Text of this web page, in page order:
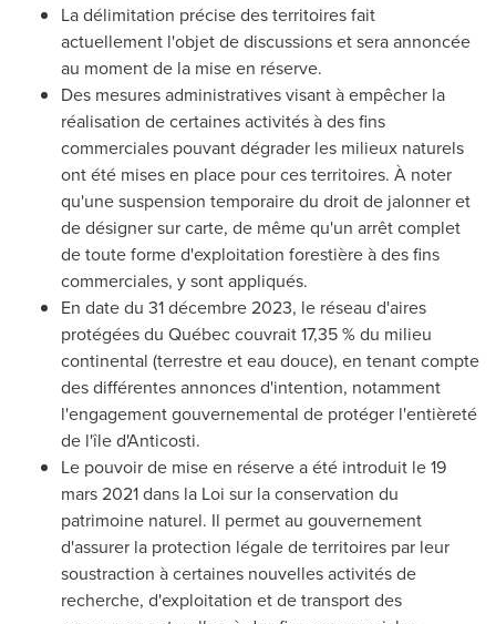
La délimitation précise des territoires fait
actuellement l'objet de discussions et sera annoncée
au moment de la mise en réserve.
Des mesures administratives visant à empêcher la
réalisation de certaines activités à des fins
commerciales pouvant dégrader les milieux naturels
ont été mises en place pour ces territoires. À noter
qu'une suspension temporaire du droit de jalonner et
de désigner sur carte, de même qu'un arrêt complet
de toute forme d'exploitation forestière à des fins
commerciales, y sont appliqués.
En date du 31 décembre 2023, le réseau d'aires
protégées du Québec couvrait 17,35 % du milieu
continental (terrestre et eau douce), en tenant compte
des différentes annonces d'intention, notamment
l'engagement gouvernemental de protéger l'entièreté
de l'île d'Anticosti.
Le pouvoir de mise en réserve a été introduit le 19
mars 2021 dans la Loi sur la conservation du
patrimoine naturel. Il permet au gouvernement
d'assurer la protection légale de territoires par leur
soustraction à certaines nouvelles activités de
recherche, d'exploitation et de transport des